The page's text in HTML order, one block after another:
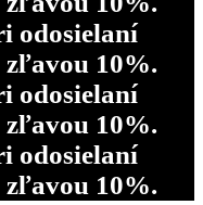
odosielaní
zľavou 10%.
odosielaní
zľavou 10%.
odosielaní
zľavou 10%.